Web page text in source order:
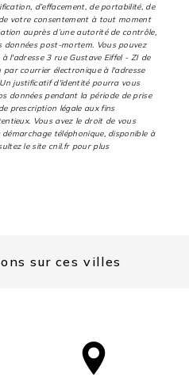
d’effacement, de portabilité, de
votre consentement à tout moment
auprès d’une autorité de contrôle,
données post-mortem. Vous pouvez
l'adresse 3 rue Gustave Eiffel - ZI de
par courrier électronique à l'adresse
justificatif d'identité pourra vous
données pendant la période de prise
prescription légale aux fins
Vous avez le droit de vous
téléphonique, disponible à
le site cnil.fr pour plus
sur ces villes